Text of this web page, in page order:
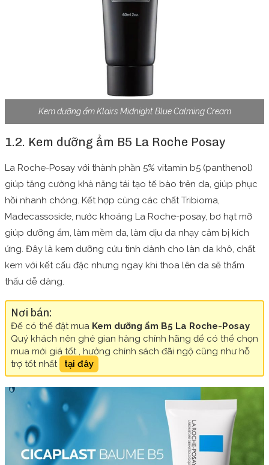
Kem dưỡng ẩm Klairs Midnight Blue Calming Cream
1.2. Kem dưỡng ẩm B5 La Roche Posay
La Roche-Posay với thành phần 5% vitamin b5 (panthenol)
giúp tăng cường khả năng tái tạo tế bào trên da, giúp phục
hồi nhanh chóng. Kết hợp cùng các chất Tribioma,
Madecassoside, nước khoáng La Roche-posay, bơ hạt mỡ
giúp dưỡng ẩm, làm mềm da, làm dịu da nhạy cảm bị kích
ứng. Đây là kem dưỡng cứu tinh dành cho làn da khô, chất
kem với kết cấu đặc nhưng ngay khi thoa lên da sẽ thẩm
thấu dễ dàng.
Nơi bán:
Để có thể đặt mua Kem dưỡng ẩm B5 La Roche-Posay
Quý khách nên ghé gian hàng chính hãng để có thể chọn
mua mới giá tốt , hưởng chính sách đãi ngộ cũng như hỗ
trợ tốt nhất
tại đây